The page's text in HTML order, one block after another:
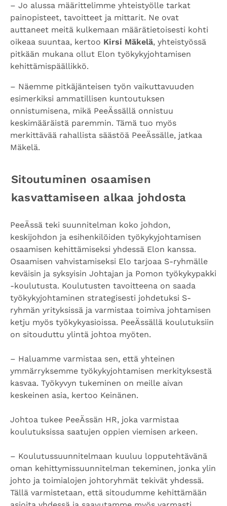
– Jo alussa määrittelimme yhteistyölle tarkat
painopisteet, tavoitteet ja mittarit. Ne ovat
auttaneet meitä kulkemaan määrätietoisesti kohti
oikeaa suuntaa, kertoo Kirsi Mäkelä, yhteistyössä
pitkään mukana ollut Elon työkykyjohtamisen
kehittämispäällikkö.
– Näemme pitkäjänteisen työn vaikuttavuuden
esimerkiksi ammatillisen kuntoutuksen
onnistumisena, mikä PeeÄssällä onnistuu
keskimääräistä paremmin. Tämä tuo myös
merkittävää rahallista säästöä PeeÄssälle, jatkaa
Mäkelä.
Sitoutuminen osaamisen
kasvattamiseen alkaa johdosta
PeeÄssä teki suunnitelman koko johdon,
keskijohdon ja esihenkilöiden työkykyjohtamisen
osaamisen kehittämiseksi yhdessä Elon kanssa.
Osaamisen vahvistamiseksi Elo tarjoaa S-ryhmälle
keväisin ja syksyisin Johtajan ja Pomon työkykypakki
-koulutusta. Koulutusten tavoitteena on saada
työkykyjohtaminen strategisesti johdetuksi S-
ryhmän yrityksissä ja varmistaa toimiva johtamisen
ketju myös työkykyasioissa. PeeÄssällä koulutuksiin
on sitouduttu ylintä johtoa myöten.
– Haluamme varmistaa sen, että yhteinen
ymmärryksemme työkykyjohtamisen merkityksestä
kasvaa. Työkyvyn tukeminen on meille aivan
keskeinen asia, kertoo Keinänen.
Johtoa tukee PeeÄssän HR, joka varmistaa
koulutuksissa saatujen oppien viemisen arkeen.
– Koulutussuunnitelmaan kuuluu lopputehtävänä
oman kehittymissuunnitelman tekeminen, jonka ylin
johto ja toimialojen johtoryhmät tekivät yhdessä.
Tällä varmistetaan, että sitoudumme kehittämään